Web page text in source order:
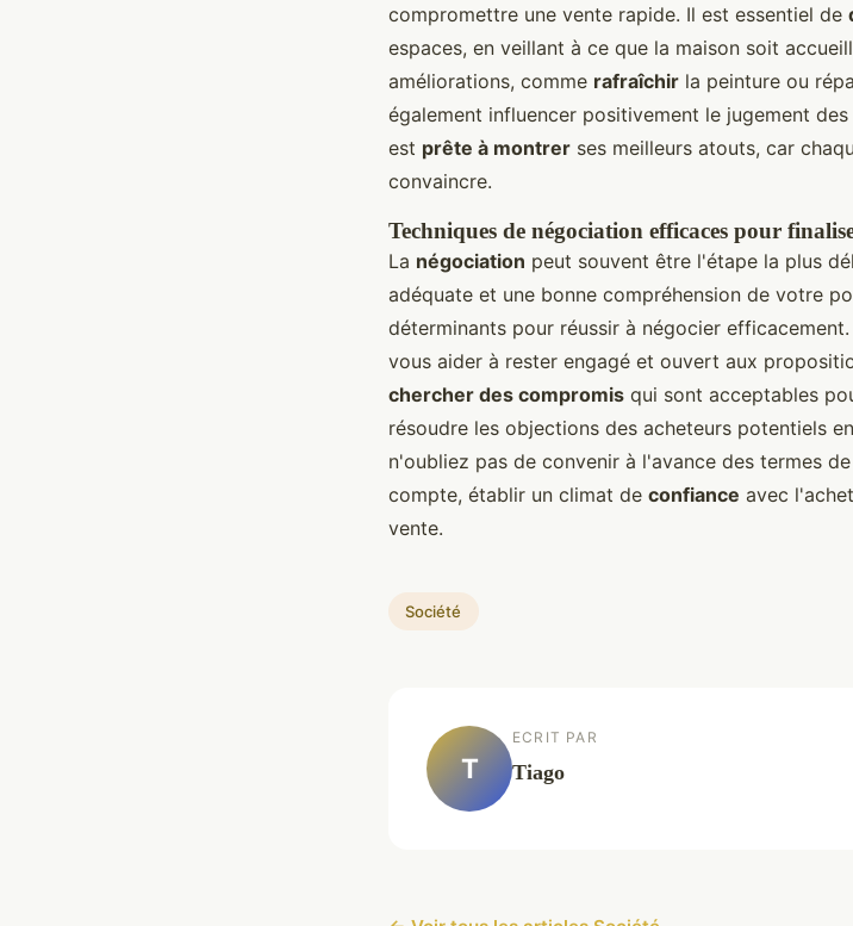
compromettre une vente rapide. Il est essentiel de
espaces, en veillant à ce que la maison soit
améliorations, comme rafraîchir la peinture ou
également influencer positivement le jugement
est prête à montrer ses meilleurs atouts, car
convaincre.
Techniques de négociation efficaces pour
La négociation peut souvent être l'étape la plus
adéquate et une bonne compréhension de votre
déterminants pour réussir à négocier
vous aider à rester engagé et ouvert aux
chercher des compromis qui sont acceptables
résoudre les objections des acheteurs potentiels
n'oubliez pas de convenir à l'avance des termes
compte, établir un climat de confiance avec
vente.
Société
T
ECRIT PAR
Tiago